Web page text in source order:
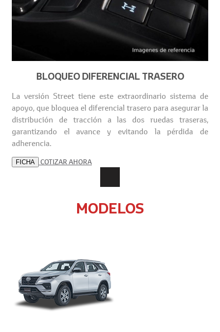
BLOQUEO DIFERENCIAL TRASERO
La versión Street tiene este extraordinario sistema de
apoyo, que bloquea el diferencial trasero para asegurar la
distribución de tracción a las dos ruedas traseras,
garantizando el avance y evitando la pérdida de
adherencia.
FICHA COTIZAR AHORA
MODELOS